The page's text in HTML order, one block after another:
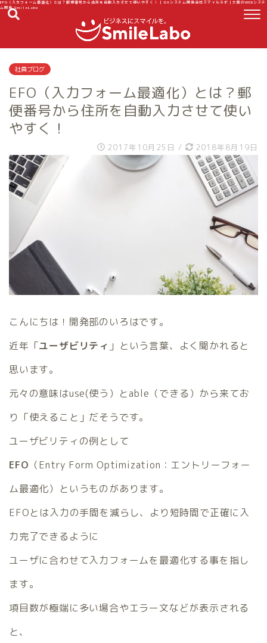
EFO（入力フォーム最適化）とは？郵便番号から住所を自動入力させて使いやすく！ | DXシステム開発会社スマイルラボ｜大阪のWEBシステ
ム開発 SmileLabo
社員ブログ
EFO（入力フォーム最適化）とは？郵
便番号から住所を自動入力させて使い
やすく！
2017年10月25日 / 2018年8月19日
こんにちは！開発部のいろはです。
近年「ユーザビリティ 」という言葉、よく聞かれると
思います。
元々の意味はuse(使う）とable（できる）から来てお
り「使えること」だそうです。
ユーザビリティの例として
EFO （Entry Form Optimization：エントリーフォー
ム最適化）というものがあります。
EFOとは入力の手間を減らし、より短時間で正確に入
力完了できるように
ユーザに合わせて入力フォームを最適化する事を指し
ます。
項目数が極端に多い場合やエラー文などが表示される
と、